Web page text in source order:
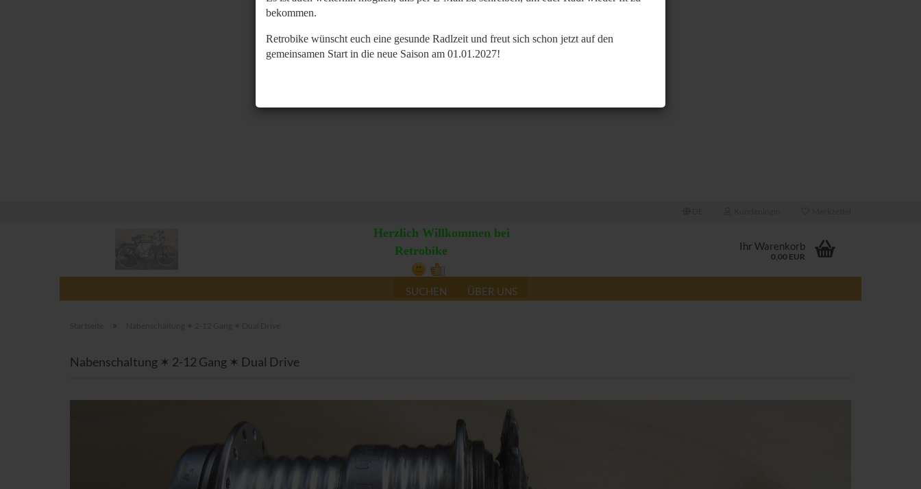
bekommen.
Retrobike wünscht euch eine gesunde Radlzeit und freut sich schon jetzt auf den
gemeinsamen Start in die neue Saison am 01.01.2027!
Herzlich Willkommen bei
Retrobike
Ihr Warenkorb
0,00 EUR
SUCHEN ÜBER UNS
»
Nabenschaltung ✶ 2-12 Gang ✶ Dual Drive